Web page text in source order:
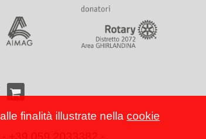
finalità illustrate nella cookie